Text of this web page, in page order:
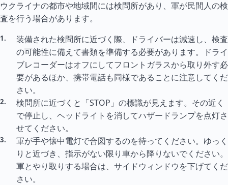
ウクライナの都市や地域間には検問所があり、軍が民間人の検
査を行う場合があります。
装備された検問所に近づく際、ドライバーは減速し、検査
の可能性に備えて書類を準備する必要があります。ドライ
ブレコーダーはオフにしてフロントガラスから取り外す必
要があるほか、携帯電話も同様であることに注意してくだ
さい。
検問所に近づくと「STOP」の標識が見えます。その近く
で停止し、ヘッドライトを消してハザードランプを点灯さ
せてください。
軍が手や懐中電灯で合図するのを待ってください。ゆっく
りと近づき、指示がない限り車から降りないでください。
軍とやり取りする場合は、サイドウィンドウを下げてくだ
さい。